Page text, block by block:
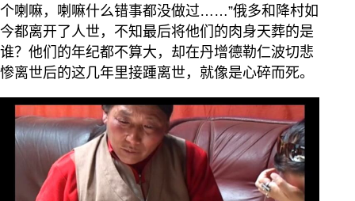
个喇嘛，喇嘛什么错事都没做过……”俄多和降村如
今都离开了人世，不知最后将他们的肉身天葬的是
谁？他们的年纪都不算大，却在丹增德勒仁波切悲
惨离世后的这几年里接踵离世，就像是心碎而死。